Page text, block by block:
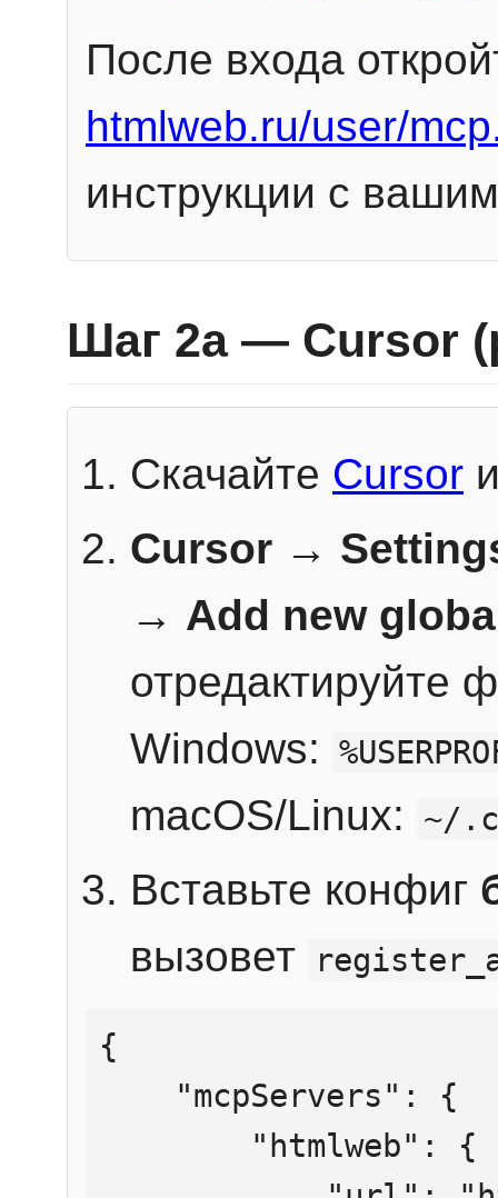
После входа
htmlweb.ru/user/
инструкции с
Шаг 2a — Cursor
Скачайте Cursor
Cursor →
→ Add new
отредактируйте
Windows:
macOS/Linux: ~/
Вставьте конфиг
вызовет
{